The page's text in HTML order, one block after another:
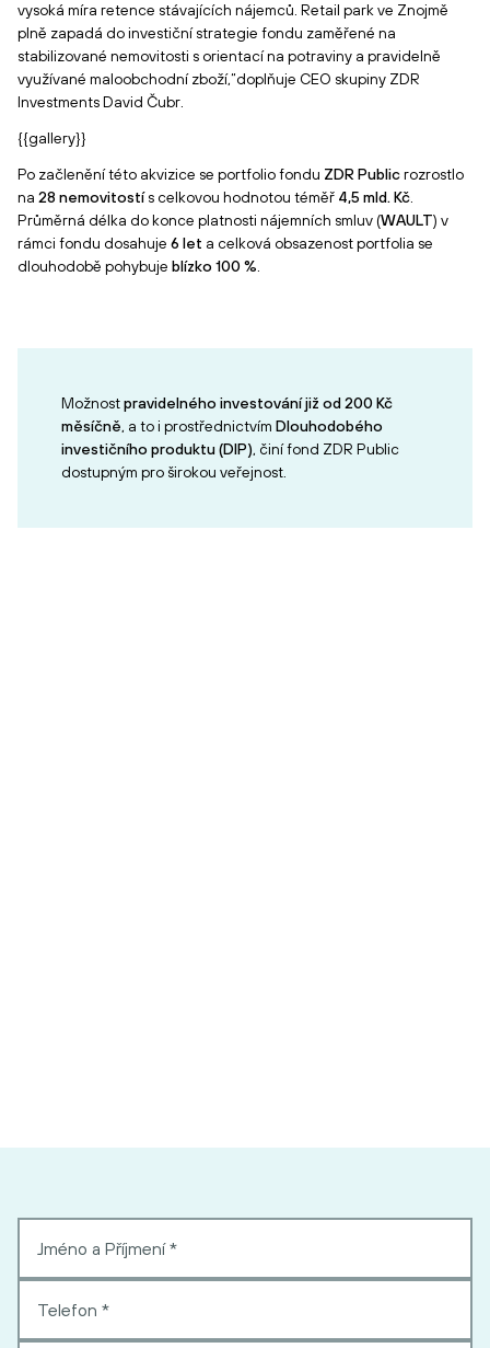
vysoká míra retence stávajících nájemců. Retail park ve Znojmě
plně zapadá do investiční strategie fondu zaměřené na
stabilizované nemovitosti s orientací na potraviny a pravidelně
využívané maloobchodní zboží,“doplňuje CEO skupiny ZDR
Investments David Čubr.
{{gallery}}
Po začlenění této akvizice se portfolio fondu ZDR Publicrozrostlo
na 28 nemovitostís celkovou hodnotou téměř 4,5 mld. Kč
Průměrná délka do konce platnosti nájemních smluv (WAULT) v
rámci fondu dosahuje 6 let a celková obsazenost portfolia se
dlouhodobě pohybuje blízko 100 %
Možnostpravidelného investování již od 200 Kč
měsíčně, a to i prostřednictvím Dlouhodobého
investičního produktu (DIP), činí fond ZDR Public
dostupným pro širokou veřejnost.